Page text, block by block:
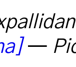
—